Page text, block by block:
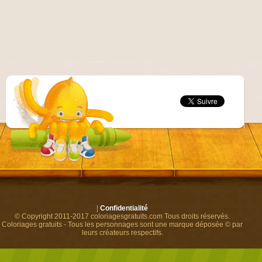
Confidentialité
© Copyright 2011-2017 coloriagesgratuits.com Tous droits réservés.
Coloriages gratuits - Tous les personnages sont une marque déposée © par
leurs créateurs respectifs.